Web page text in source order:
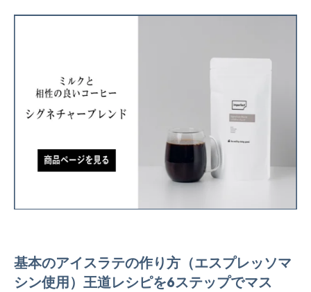
基本のアイスラテの作り方（エスプレッソマ
シン使用）王道レシピを6ステップでマス